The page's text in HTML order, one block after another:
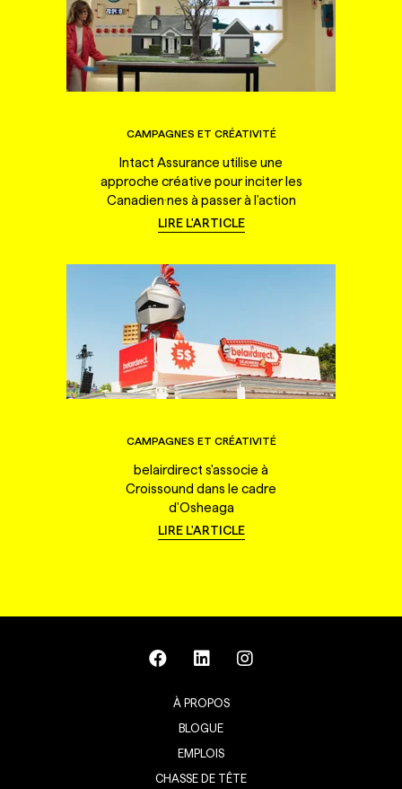
CAMPAGNES ET CRÉATIVITÉ
Intact Assurance utilise une
approche créative pour inciter les
Canadien·nes à passer à l'action
LIRE L'ARTICLE
CAMPAGNES ET CRÉATIVITÉ
belairdirect s'associe à
Croissound dans le cadre
d'Osheaga
LIRE L'ARTICLE
À PROPOS
BLOGUE
EMPLOIS
CHASSE DE TÊTE